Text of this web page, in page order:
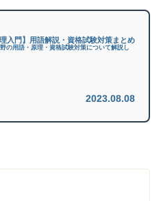
理入門】用語解説・資格試験対策まとめ
の用語・原理・資格試験対策について解説し
2023.08.08